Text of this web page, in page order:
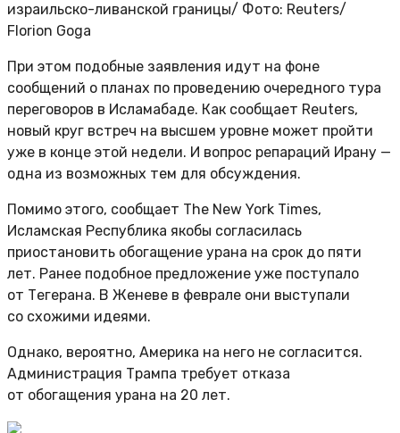
израильско-ливанской границы/ Фото: Reuters/
Florion Goga
При этом подобные заявления идут на фоне
сообщений о планах по проведению очередного тура
переговоров в Исламабаде. Как сообщает Reuters,
новый круг встреч на высшем уровне может пройти
уже в конце этой недели. И вопрос репараций Ирану —
одна из возможных тем для обсуждения.
Помимо этого, сообщает The New York Times,
Исламская Республика якобы согласилась
приостановить обогащение урана на срок до пяти
лет. Ранее подобное предложение уже поступало
от Тегерана. В Женеве в феврале они выступали
со схожими идеями.
Однако, вероятно, Америка на него не согласится.
Администрация Трампа требует отказа
от обогащения урана на 20 лет.